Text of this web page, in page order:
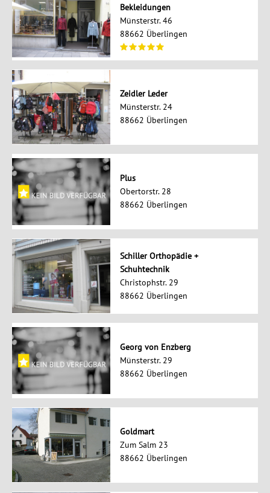
Bekleidungen
Münsterstr. 46
88662 Überlingen
Zeidler Leder
Münsterstr. 24
88662 Überlingen
Plus
Obertorstr. 28
88662 Überlingen
Schiller Orthopädie +
Schuhtechnik
Christophstr. 29
88662 Überlingen
Georg von Enzberg
Münsterstr. 29
88662 Überlingen
Goldmart
Zum Salm 23
88662 Überlingen